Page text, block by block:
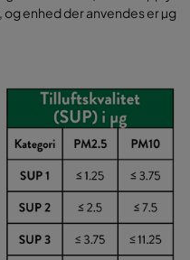
og enhed der anvendes er µg